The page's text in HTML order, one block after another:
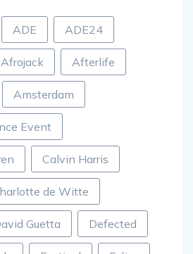
ADE ADE24
Afrojack Afterlife
Amsterdam
Event
Calvin Harris
de Witte
Guetta Defected